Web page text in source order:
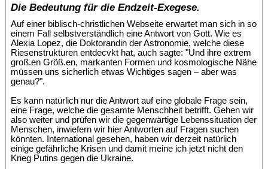
Die Bedeutung für die Endzeit-Exegese.
Auf einer biblisch-christlichen Webseite erwartet man sich in so
einem Fall selbstverständlich eine Antwort von Gott. Wie es
Alexia Lopez, die Doktorandin der Astronomie, welche diese
Riesenstrukturen entdecvkt hat, auch sagte: "Und ihre extrem
groß.en Größ.en, markanten Formen und kosmologische Nähe
müssen uns sicherlich etwas Wichtiges sagen – aber was
genau?".
Es kann natürlich nur die Antwort auf eine globale Frage sein,
eine Frage, welche die gesamte Menschheit betrifft. Gehen wir
also weiter und prüfen wir die gegenwärtige Lebenssituation der
Menschen, inwiefern wir hier Antworten auf Fragen suchen
könnten. International gesehen, haben wir derzeit natürlich
einige gefährliche Krisen und damit meine ich jetzt nicht den
Krieg Putins gegen die Ukraine.